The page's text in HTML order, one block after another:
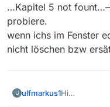
…Kapitel 5 not
probiere.
wenn ichs im Fenster
nicht löschen bzw
U ulfmarkus1Hi